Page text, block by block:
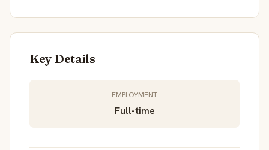
Key Details
EMPLOYMENT
Full-time